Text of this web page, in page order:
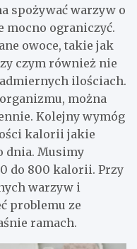
spożywać warzyw o
mocno ograniczyć.
owoce, takie jak
czym również nie
ilościach.
można
Kolejny wymóg
kalorii jakie
dnia. Musimy
do 800 kalorii. Przy
warzyw i
problemu ze
ramach.